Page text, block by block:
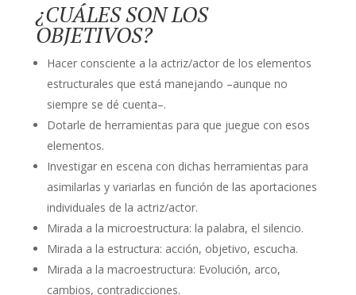
¿CUÁLES SON LOS
OBJETIVOS?
Hacer consciente a la actriz/actor de los elementos
estructurales que está manejando –aunque no
siempre se dé cuenta–.
Dotarle de herramientas para que juegue con esos
elementos.
Investigar en escena con dichas herramientas para
asimilarlas y variarlas en función de las aportaciones
individuales de la actriz/actor.
Mirada a la microestructura: la palabra, el silencio.
Mirada a la estructura: acción, objetivo, escucha.
Mirada a la macroestructura: Evolución, arco,
cambios, contradicciones.